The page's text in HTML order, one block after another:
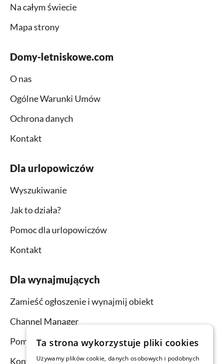
Na całym świecie
Mapa strony
Domy-letniskowe.com
O nas
Ogólne Warunki Umów
Ochrona danych
Kontakt
Dla urlopowiczów
Wyszukiwanie
Jak to działa?
Pomoc dla urlopowiczów
Kontakt
Dla wynajmujących
Zamieść ogłoszenie i wynajmij obiekt
Channel Manager
Pomoc dla wynajmujących
Kontakt
Ta strona wykorzystuje pliki cookies
Używamy plików cookie, danych osobowych i podobnych